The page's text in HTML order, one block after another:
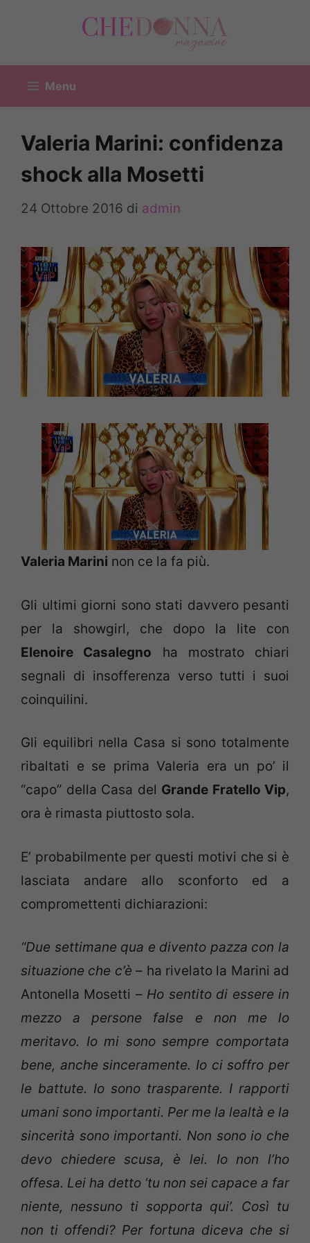
Menu
Valeria Marini: confidenza
shock alla Mosetti
24 Ottobre 2016 di admin
Valeria Marini non ce la fa più.
Gli ultimi giorni sono stati davvero pesanti
per la showgirl, che dopo la lite con
Elenoire Casalegno ha mostrato chiari
segnali di insofferenza verso tutti i suoi
coinquilini.
Gli equilibri nella Casa si sono totalmente
ribaltati e se prima Valeria era un po’ il
“capo” della Casa del Grande Fratello Vip,
ora è rimasta piuttosto sola.
E’ probabilmente per questi motivi che si è
lasciata andare allo sconforto ed a
compromettenti dichiarazioni:
“Due settimane qua e divento pazza con la
situazione che c’è – ha rivelato la Marini ad
Antonella Mosetti – Ho sentito di essere in
mezzo a persone false e non me lo
meritavo. Io mi sono sempre comportata
bene, anche sinceramente. Io ci soffro per
le battute. Io sono trasparente. I rapporti
umani sono importanti. Per me la lealtà e la
sincerità sono importanti. Non sono io che
devo chiedere scusa, è lei. Io non l’ho
offesa. Lei ha detto ‘tu non sei capace a far
niente, nessuno ti sopporta qui’. Così tu
non ti offendi? Per fortuna diceva che si